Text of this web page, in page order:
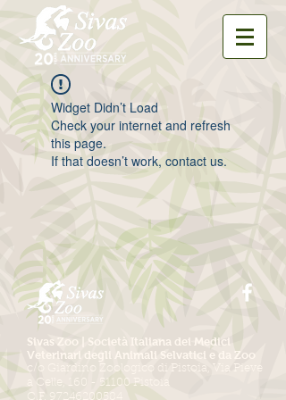
Widget Didn’t Load
Check your internet and refresh
this page.
If that doesn’t work, contact us.
Sivas Zoo | Società Italiana dei Medici
Veterinari degli Animali Selvatici e da Zoo
c/o Giardino Zoologico di Pistoia, Via Pieve
a Celle,
160 - 51100 Pistoia
C.F.
97246200584